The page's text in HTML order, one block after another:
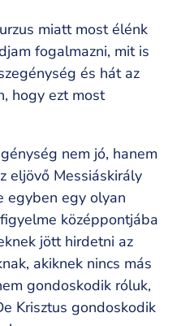
miatt most élénk
fogalmazni, mit is
és hát az
hogy ezt most
nem jó, hanem
eljövő Messiáskirály
egyben egy olyan
középpontjába
jött hirdetni az
akiknek nincs más
gondoskodik róluk,
Krisztus gondoskodik